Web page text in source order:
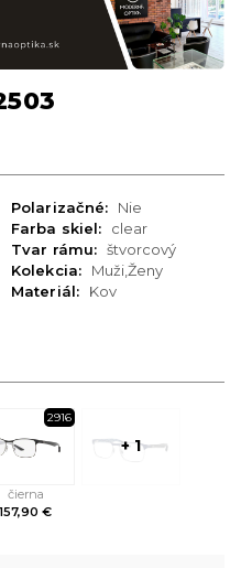
Polarizačné:
Nie
Farba skiel:
clear
Tvar rámu: štvorcový
Kolekcia:
Muži,Ženy
Materiál:
Kov
2916
čierna
157,90 €
+ 1